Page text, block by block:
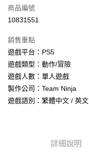
超商取貨付款
Apple Pay
街口支付
悠遊付
Google Pay
商品編號
10831551
銷售重點
遊戲平台：PS5
遊戲類型：動作/冒險
遊戲人數：單人遊戲
製作公司：Team Ninja
遊戲語別：繁體中文 / 英文
詳細說明